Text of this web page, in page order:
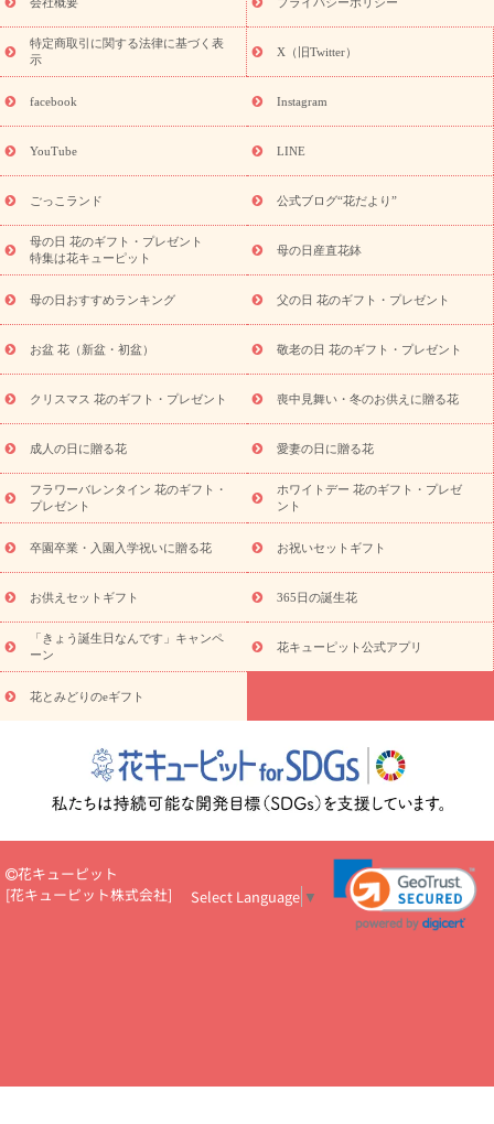
フト・プレゼント特集
敬老の日の花 全てのギフト一覧
キャン
ペーン
映画『ウォーターガーディアンズ』コラボキャンペーン
「きょう誕生日なんです」キャンペーン
誕生日の花を探す
誕生日フラワーギフト 誕生日フラワーギフト特集
(トルコキキョウ)
9月の誕生花(リンドウ)
ら探す
お祝いの花特集 当日配達特急便 お祝い商品一覧
念日
結婚祝い 出産祝い 退院祝い・快気祝い
寿祝い
プチギフト ペットのお祝いフラワー
供え・お悔やみ商品一覧
お供え・お悔やみの花
四十九日法要以
お供え プリザーブドフラワー
ペットのお供えフラワー
お盆（新
盆・初盆）
その他 お祝い返し お見舞い
お取り寄せギフト
ビジネス用
ご自宅用 観葉植物 ミディ胡蝶蘭
プリザーブ
ドフラワー
スタイルから探す アレンジメント 花束
スタ
ンド花
お祝い お供え・お悔やみ 胡蝶蘭 胡蝶蘭・花鉢
ディ胡蝶蘭・お祝い
ミディ胡蝶蘭・お供え
世界初の青色胡蝶蘭
観葉植物
観葉植物 産直多肉植物
プリザーブドフラワー
お祝い
お供え・お悔やみ 花とセットギフト
セミオーダー
プチギフト（hanamore -ハナモア-）
花とみどりのeギフト
キューピットのeGfit
カラー ピンク イエローオレンジ
レッ
ド
お花の種類 トルコキキョウ
お祝い お祝い・3000円～ お祝い・4000円～
お祝い・
5000円～
お祝い・7000円～ お祝い・ 10000円～
お供え・お
悔やみ
円～
お供え・お悔やみ・
読み物
いのマナー
定年退職祝いのマナー
お祝いを贈るときのマナー・
花キューピットのお祝いコラム一覧
誕生日のお花を「色
彩心理学」で選ぶ方法
結婚祝いの予算相場
出産祝いお役立ち情
ール
新築引っ越し祝いコラム お祝い花のマナー総まとめ
職
場上司や先輩へ贈るお祝い花の正解は？
開店祝いの花 選び方ガイ
あり)
花キューピット×専門家
CO2排出量削減 / SDGsを考える
特定商取引に関する法律に基づく表
示
X（旧Twitter）
facebook Instagram
YouTube LINE
ごっこランド 公式ブログ“花だより”
母の日 花のギフト・プレゼント
特集は花キューピット
母の日産直花鉢
母の日おすすめランキング 父の日 花のギフト・プレゼント
お盆 花（新盆・初盆） 敬老の日 花のギフト・プレゼント
クリスマス 花のギフト・プレゼント 喪中見舞い・冬のお供えに贈る花
成人の日に贈る花 愛妻の日に贈る花
フラワーバレンタイン 花のギフト・
プレゼント
ホワイトデー 花のギフト・プレゼ
ント
卒園卒業・入園入学祝いに贈る花 お祝いセットギフト
お供えセットギフト 365日の誕生花
「きょう誕生日なんです」キャンペ
ーン
花キューピット公式アプリ
花とみどりのeギフト
花キューピット
[花キューピット株式会社] Select Language ▼